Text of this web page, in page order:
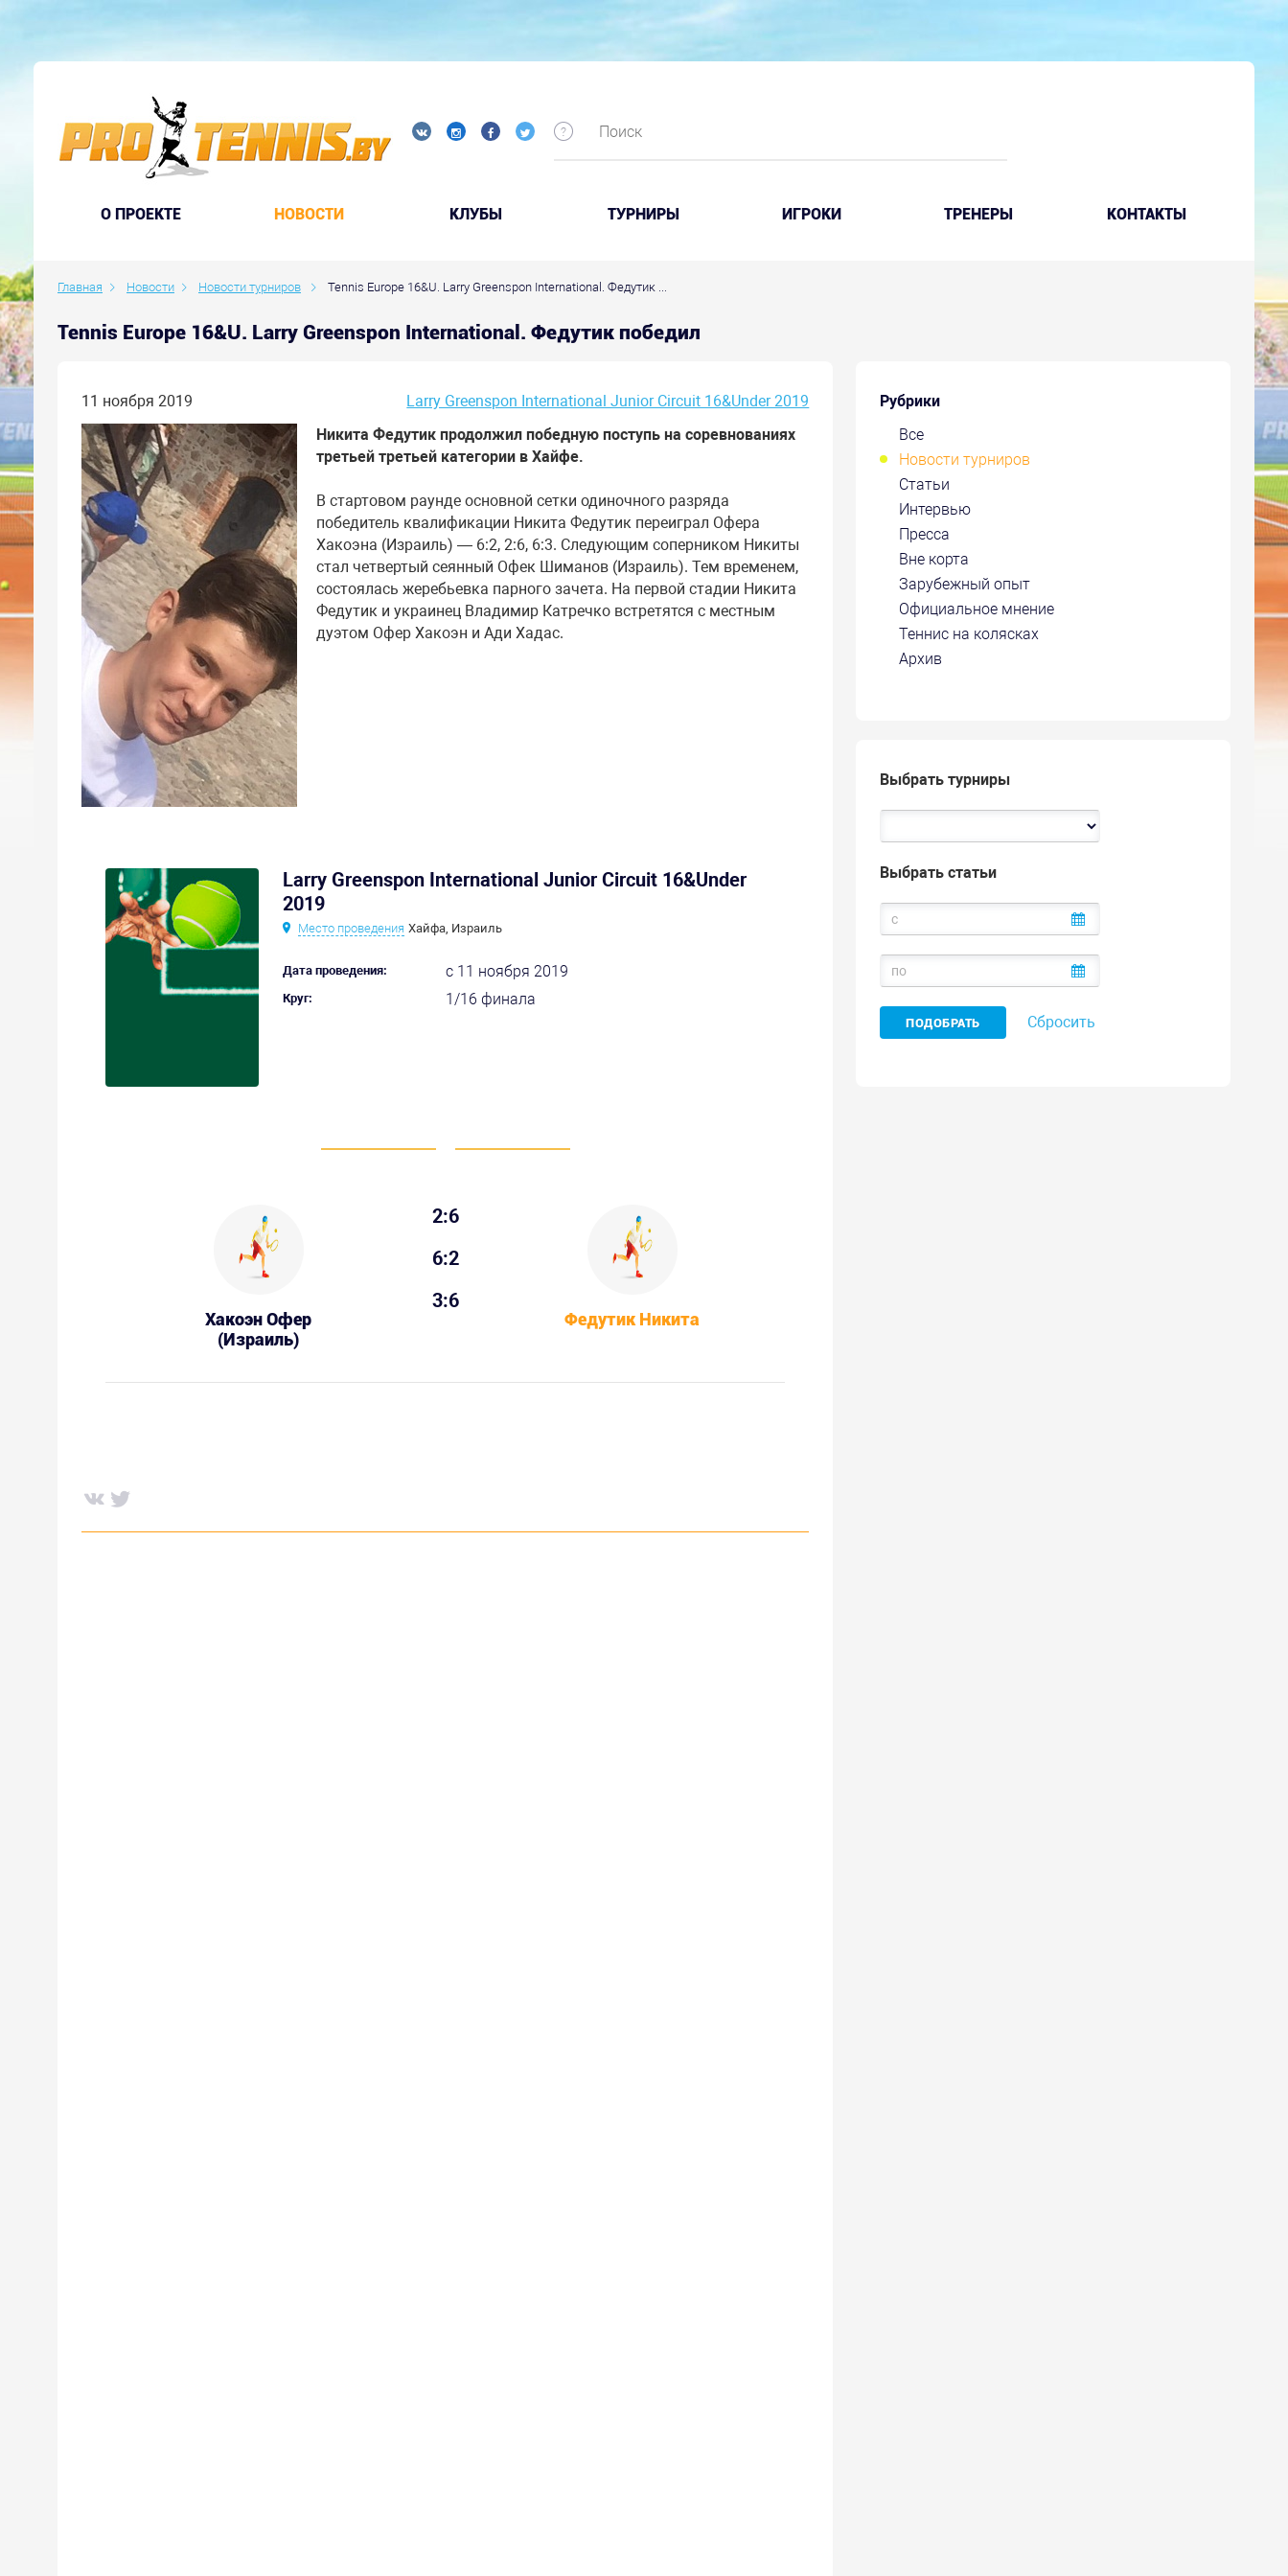
O ПРОЕКТЕ НОВОСТИ КЛУБЫ ТУРНИРЫ ИГРОКИ ТРЕНЕРЫ КОНТАКТЫ
Главная Новости Новости турниров Tennis Europe 16&U. Larry Greenspon International. Федутик ...
Tennis Europe 16&U. Larry Greenspon International. Федутик победил
Рубрики
Все
Новости турниров
Статьи
Интервью
Пресса
Вне корта
Зарубежный опыт
Официальное мнение
Теннис на колясках
Архив
Выбрать турниры
Выбрать статьи
Сбросить
11 ноября 2019
Larry Greenspon International Junior Circuit 16&Under 2019
Никита Федутик продолжил победную поступь на соревнованиях
третьей третьей категории в Хайфе.
В стартовом раунде основной сетки одиночного разряда
победитель квалификации Никита Федутик переиграл Офера
Хакоэна (Израиль) — 6:2, 2:6, 6:3. Следующим соперником Никиты
стал четвертый сеянный Офек Шиманов (Израиль). Тем временем,
состоялась жеребьевка парного зачета. На первой стадии Никита
Федутик и украинец Владимир Катречко встретятся с местным
дуэтом Офер Хакоэн и Ади Хадас.
Larry Greenspon International Junior Circuit 16&Under
2019
Место проведения Хайфа, Израиль
Дата проведения: с 11 ноября 2019
Круг: 1/16 финала
Хакоэн Офер
(Израиль)
2:6
6:2
3:6
Федутик Никита